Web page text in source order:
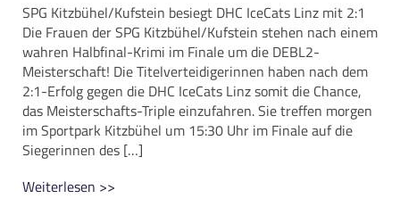
SPG Kitzbühel/Kufstein besiegt DHC IceCats Linz mit 2:1
Die Frauen der SPG Kitzbühel/Kufstein stehen nach einem
wahren Halbfinal-Krimi im Finale um die DEBL2-
Meisterschaft! Die Titelverteidigerinnen haben nach dem
2:1-Erfolg gegen die DHC IceCats Linz somit die Chance,
das Meisterschafts-Triple einzufahren. Sie treffen morgen
im Sportpark Kitzbühel um 15:30 Uhr im Finale auf die
Siegerinnen des […]
Weiterlesen >>